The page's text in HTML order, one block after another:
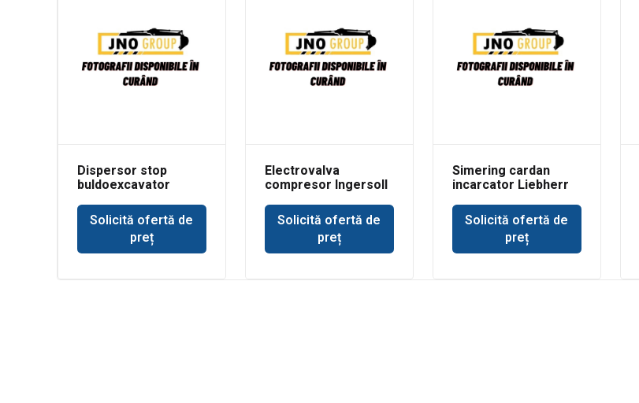
Dispersor stop
buldoexcavator
Solicită ofertă de
preț
Electrovalva
compresor Ingersoll
Solicită ofertă de
preț
Simering cardan
incarcator Liebherr
Solicită ofertă de
preț